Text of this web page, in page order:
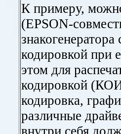
К примеру,
(EPSON-
знакогенератора
кодировкой при
этом для
кодировкой
кодировка,
различные
внутри себя